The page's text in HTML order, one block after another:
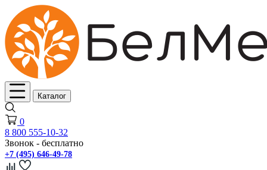
Каталог
0
8 800 555-10-32
Звонок - бесплатно
+7 (495) 646-49-78